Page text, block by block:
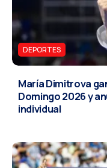
DEPORTES
María Dimitrova
Domingo 2026 y
individual